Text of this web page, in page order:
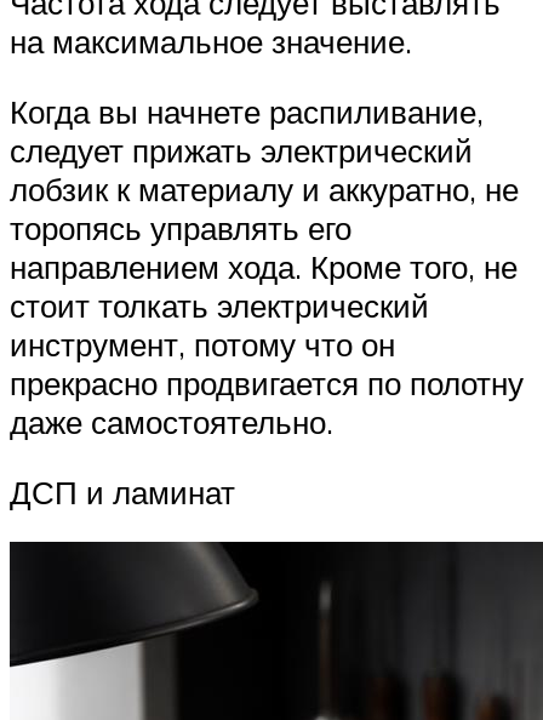
на максимальное значение.
Когда вы начнете распиливание,
следует прижать электрический
лобзик к материалу и аккуратно, не
торопясь управлять его
направлением хода. Кроме того, не
стоит толкать электрический
инструмент, потому что он
прекрасно продвигается по полотну
даже самостоятельно.
ДСП и ламинат